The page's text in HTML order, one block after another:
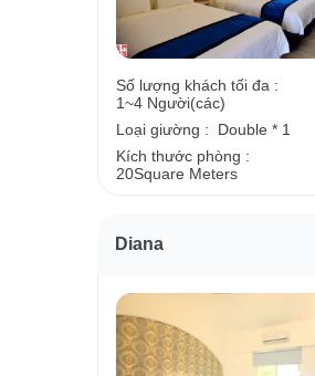
Số lượng khách tối đa :
1~4 Người(các)
Loại giường :
Double * 1
Kích thước phòng :
20Square Meters
Diana